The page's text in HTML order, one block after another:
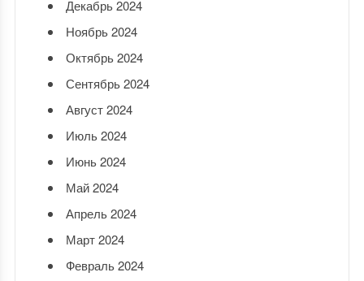
Декабрь 2024
Ноябрь 2024
Октябрь 2024
Сентябрь 2024
Август 2024
Июль 2024
Июнь 2024
Май 2024
Апрель 2024
Март 2024
Февраль 2024